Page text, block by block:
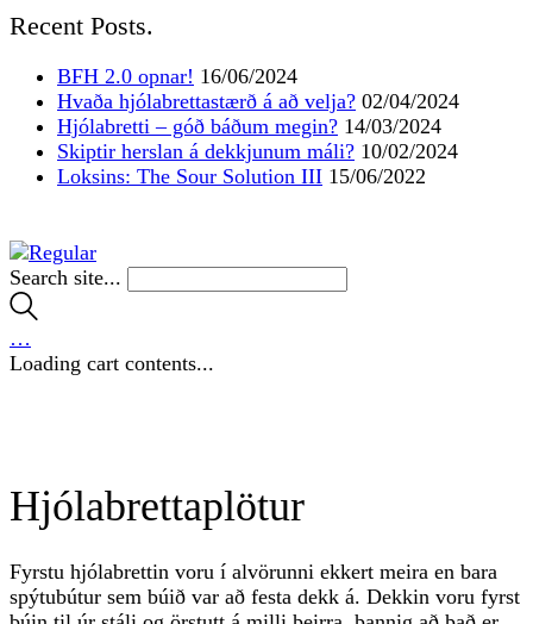
Recent Posts.
BFH 2.0 opnar! 16/06/2024
Hvaða hjólabrettastærð á að velja? 02/04/2024
Hjólabretti – góð báðum megin? 14/03/2024
Skiptir herslan á dekkjunum máli? 10/02/2024
Loksins: The Sour Solution III 15/06/2022
Search site...
…
Loading cart contents...
Hjólabrettaplötur
Fyrstu hjólabrettin voru í alvörunni ekkert meira en bara
spýtubútur sem búið var að festa dekk á. Dekkin voru fyrst